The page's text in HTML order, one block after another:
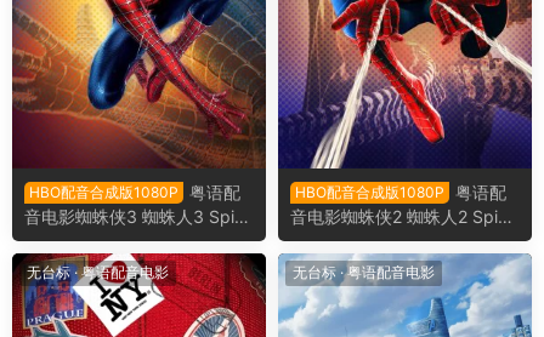
HBO配音合成版1080P
粤语配
音电影蜘蛛侠3 蜘蛛人3 Spid
erMan 3 蜘蛛侠2007
HBO配音合成版1080P
粤语配
音电影蜘蛛侠2 蜘蛛人2 Spide
r Man 2 蜘蛛侠2004
无台标·粤语配音电影 无台标·粤语配音电影